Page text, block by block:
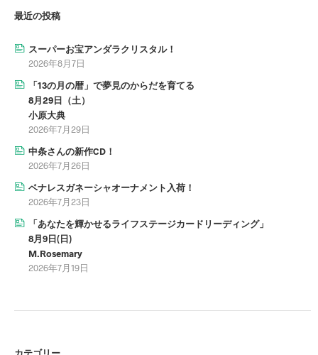
最近の投稿
スーパーお宝アンダラクリスタル！
2026年8月7日
「13の月の暦」で夢見のからだを育てる
8月29日（土）
小原大典
2026年7月29日
中条さんの新作CD！
2026年7月26日
ベナレスガネーシャオーナメント入荷！
2026年7月23日
「あなたを輝かせるライフステージカードリーディング」
8月9日(日)
M.Rosemary
2026年7月19日